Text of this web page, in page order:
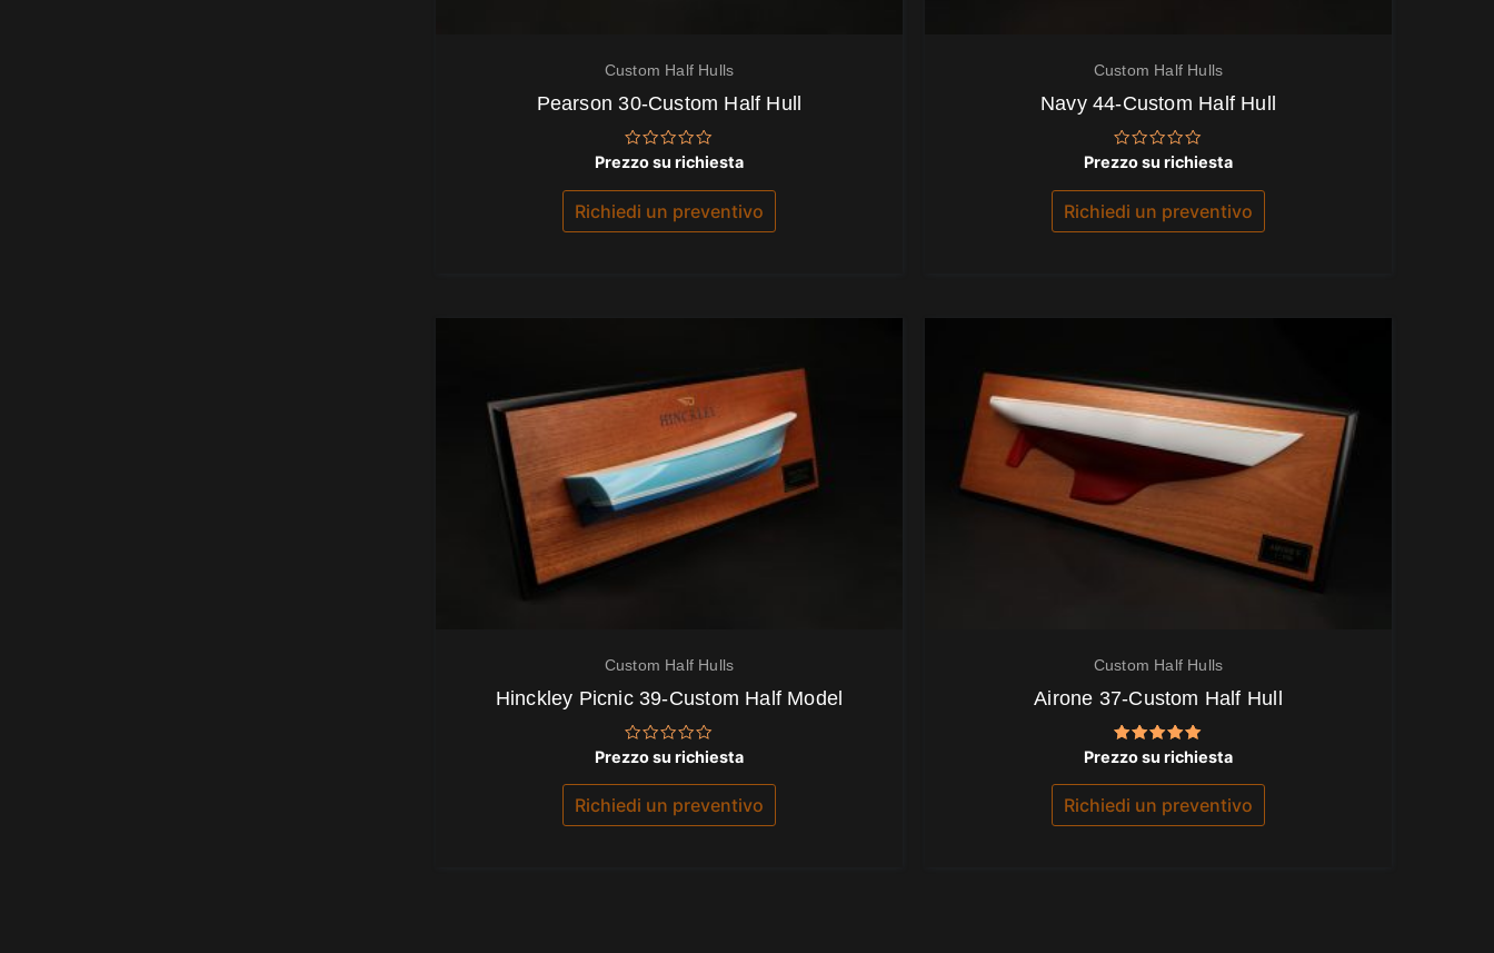
Custom Half Hulls
Pearson 30-Custom Half Hull
Valutato
su
5
Prezzo su richiesta
Richiedi un preventivo
Custom Half Hulls
Navy 44-Custom Half Hull
Valutato
su
5
Prezzo su richiesta
Richiedi un preventivo
Custom Half Hulls
Hinckley Picnic 39-Custom Half Model
Valutato
su
5
Prezzo su richiesta
Richiedi un preventivo
Custom Half Hulls
Airone 37-Custom Half Hull
Valutato
su 5
Prezzo su richiesta
Richiedi un preventivo